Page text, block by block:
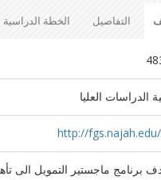
التفاصيل الخطة الدراسية
الدراسات العليا
http://
برنامج ماجستير التمويل الى